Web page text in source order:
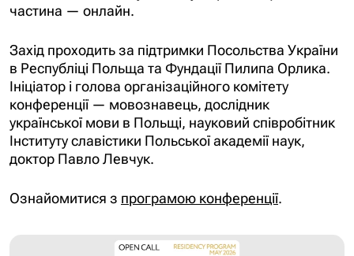
частина — онлайн.
Захід проходить за підтримки Посольства України
в Республіці Польща та Фундації Пилипа Орлика.
Ініціатор і голова організаційного комітету
конференції — мовознавець, дослідник
української мови в Польщі, науковий співробітник
Інституту славістики Польської академії наук,
доктор Павло Левчук.
Ознайомитися з програмою конференції.